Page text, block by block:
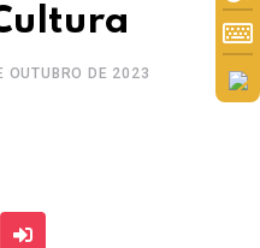
OUTUBRO DE 2023
Mídias